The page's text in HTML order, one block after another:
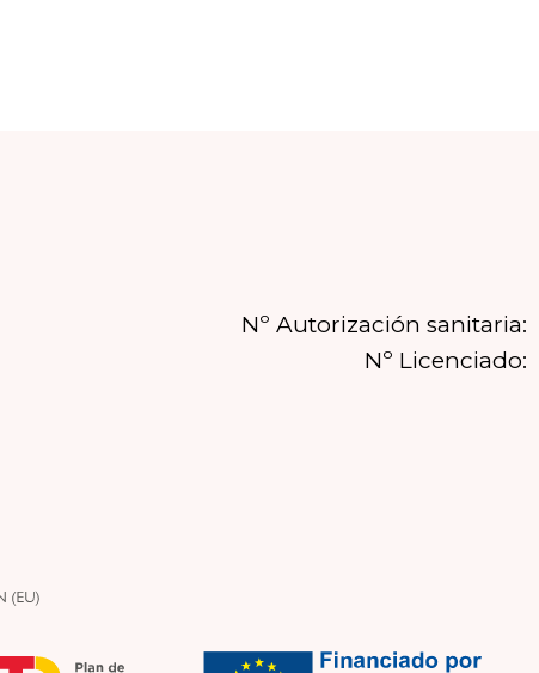
Nº Autorización sanitaria:
Nº Licenciado: